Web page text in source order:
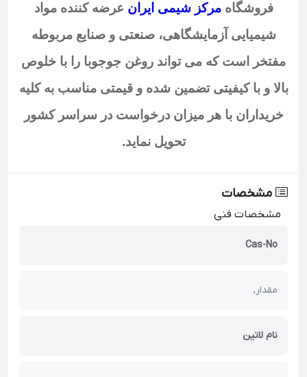
فروشگاهمرکز شیمی ایران عرضه کننده مواد
شیمیایی آزمایشگاهی، صنعتی و صنایع مربوطه
مفتخر است که می تواند روغن جوجوبا را با خلوص
بالا و با کیفیتی تضمین شده و قیمتی مناسب به کلیه
خریداران با هر میزان درخواست در سراسر کشور
تحویل نماید.
مشخصات
مشخصات فنی
Cas-No
مقدار,
نام لاتین